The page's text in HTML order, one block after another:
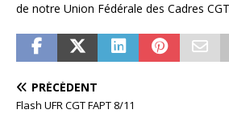
de notre Union Fédérale des Cadres
PRÉCÉDENT
Flash UFR CGT FAPT 8/11